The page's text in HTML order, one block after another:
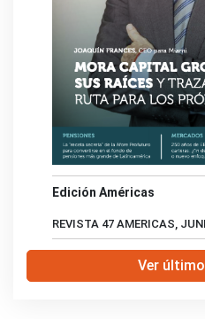
Edición Américas
REVISTA 47 AMERICAS,
Ver